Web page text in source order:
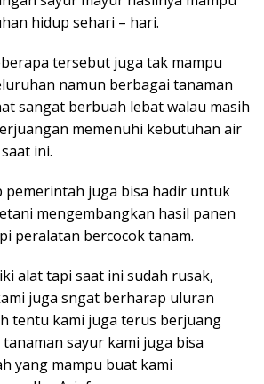
hidup sehari – hari.
tersebut juga tak mampu
namun berbagai tanaman
sangat berbuah lebat walau masih
memenuhi kebutuhan air
ini.
pemerintah juga bisa hadir untuk
mengembangkan hasil panen
peralatan bercocok tanam.
alat tapi saat ini sudah rusak,
juga sngat berharap uluran
tentu kami juga terus berjuang
sayur kami juga bisa
yang mampu buat kami